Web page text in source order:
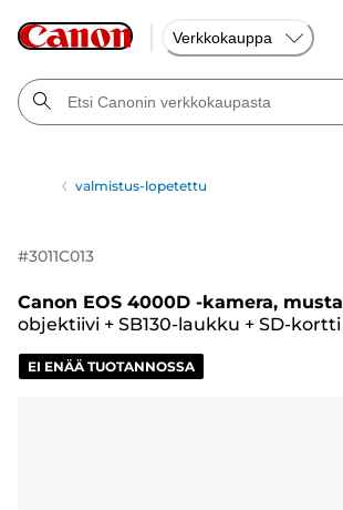
Verkkokauppa
valmistus-lopetettu
#3011C013
Canon EOS 4000D -kamera, musta
objektiivi + SB130-laukku + SD-kortti
EI ENÄÄ TUOTANNOSSA